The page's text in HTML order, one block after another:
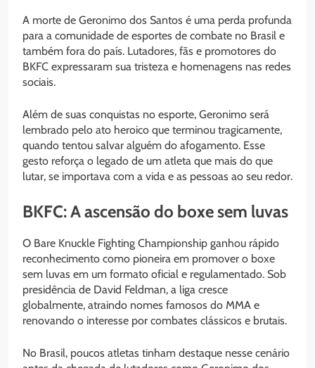
A morte de Geronimo dos Santos é uma perda profunda
para a comunidade de esportes de combate no Brasil e
também fora do país. Lutadores, fãs e promotores do
BKFC expressaram sua tristeza e homenagens nas redes
sociais.
Além de suas conquistas no esporte, Geronimo será
lembrado pelo ato heroico que terminou tragicamente,
quando tentou salvar alguém do afogamento. Esse
gesto reforça o legado de um atleta que mais do que
lutar, se importava com a vida e as pessoas ao seu redor.
BKFC: A ascensão do boxe sem luvas
O Bare Knuckle Fighting Championship ganhou rápido
reconhecimento como pioneira em promover o boxe
sem luvas em um formato oficial e regulamentado. Sob
presidência de David Feldman, a liga cresce
globalmente, atraindo nomes famosos do MMA e
renovando o interesse por combates clássicos e brutais.
No Brasil, poucos atletas tinham destaque nesse cenário